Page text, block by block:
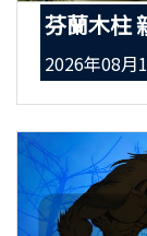
芬蘭木柱
2026年08月